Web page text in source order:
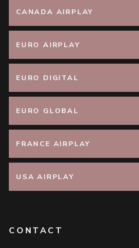
CANADA AIRPLAY
EURO AIRPLAY
EURO DIGITAL
EURO GLOBAL
FRANCE AIRPLAY
USA AIRPLAY
CONTACT